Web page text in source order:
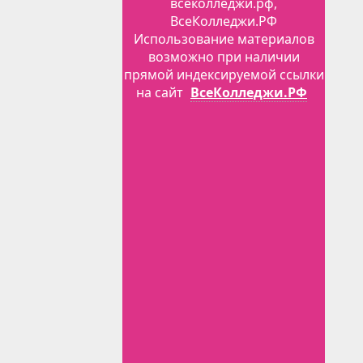
ВсеКолледжи.РФ
Использование материалов
возможно при наличии
прямой индексируемой ссылки
на сайт ВсеКолледжи.РФ